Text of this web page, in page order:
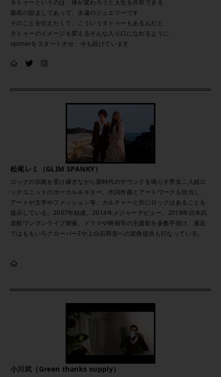
タトゥーというのは、体が変わろうと人生を共存できる
最高の励ましであって、永遠のジュエリーです
そのことを伝えたくて、こういうタトゥーもあるんだと
タトゥーのイメージを変えるそんな入り口になれるように
opnnerをスタートさせ、今も続けています
松尾レミ（GLIM SPANKY）
ロックの伝統を受け継ぎながら新時代のサウンドを鳴らす男女二人組ロ
ックユニットのボーカル＆ギター。作詞作曲とアートワークも担当し、
アートや文学やファッション等、カルチャーと共にロックはあることを
提示している。2007年結成、2014年メジャーデビュー、2018年日本武
道館ワンマンライブ開催。ドラマや映画等の主題歌を多数手掛け、最近
ではももいろクローバーZや上白石萌音への楽曲提供も行なっている。
小川武（Green thanks supply）